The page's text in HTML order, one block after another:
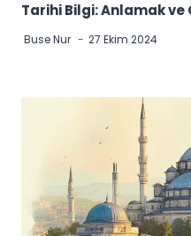
Tarihi Bilgi: Anlamak ve
Buse Nur 27 Ekim 2024